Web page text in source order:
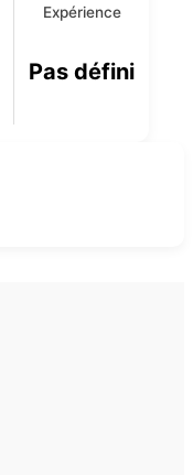
Expérience
Pas défini